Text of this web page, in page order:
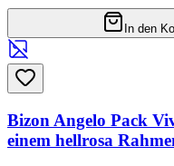
In den
Bizon Angelo Pack
einem hellrosa